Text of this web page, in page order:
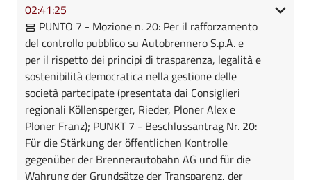
02:41:25
PUNTO 7 - Mozione n. 20: Per il rafforzamento
del controllo pubblico su Autobrennero S.p.A. e
per il rispetto dei principi di trasparenza, legalità e
sostenibilità democratica nella gestione delle
società partecipate (presentata dai Consiglieri
regionali Köllensperger, Rieder, Ploner Alex e
Ploner Franz); PUNKT 7 - Beschlussantrag Nr. 20:
Für die Stärkung der öffentlichen Kontrolle
gegenüber der Brennerautobahn AG und für die
Wahrung der Grundsätze der Transparenz, der